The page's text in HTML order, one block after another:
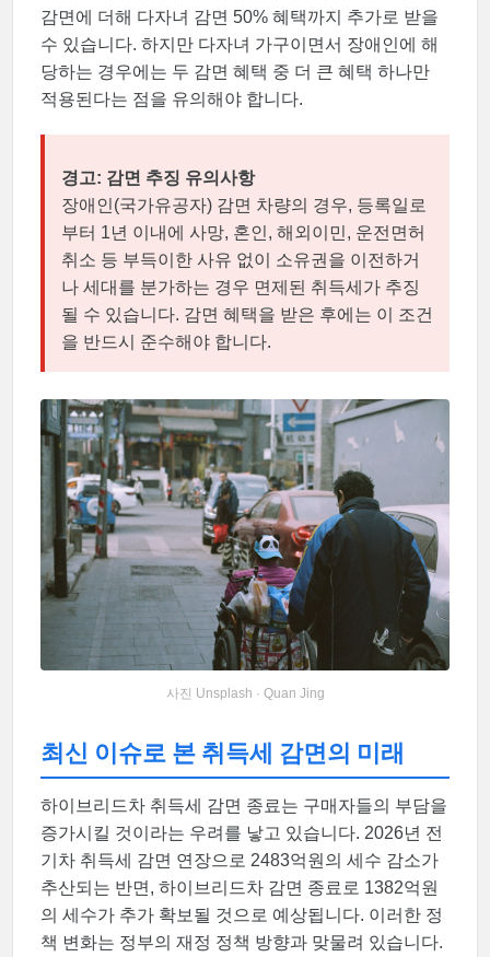
감면에 더해 다자녀 감면 50% 혜택까지 추가로 받을
수 있습니다. 하지만 다자녀 가구이면서 장애인에 해
당하는 경우에는 두 감면 혜택 중 더 큰 혜택 하나만
적용된다는 점을 유의해야 합니다.
경고: 감면 추징 유의사항
장애인(국가유공자) 감면 차량의 경우, 등록일로
부터 1년 이내에 사망, 혼인, 해외이민, 운전면허
취소 등 부득이한 사유 없이 소유권을 이전하거
나 세대를 분가하는 경우 면제된 취득세가 추징
될 수 있습니다. 감면 혜택을 받은 후에는 이 조건
을 반드시 준수해야 합니다.
사진 Unsplash · Quan Jing
최신 이슈로 본 취득세 감면의 미래
하이브리드차 취득세 감면 종료는 구매자들의 부담을
증가시킬 것이라는 우려를 낳고 있습니다. 2026년 전
기차 취득세 감면 연장으로 2483억원의 세수 감소가
추산되는 반면, 하이브리드차 감면 종료로 1382억원
의 세수가 추가 확보될 것으로 예상됩니다. 이러한 정
책 변화는 정부의 재정 정책 방향과 맞물려 있습니다.